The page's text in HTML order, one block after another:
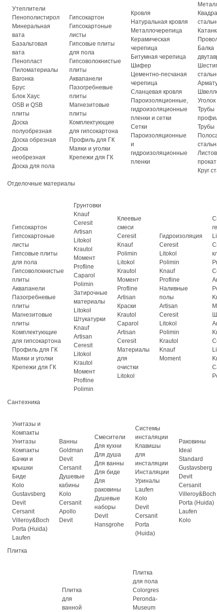
Утеплители
Пенополистирол
Минеральная
вата
Базальтовая
вата
Пенопласт
Пиломатериалы
Вагонка
Брус
Блок Хаус
OSB и QSB
плиты
Доска
полуобрезная
Доска обрезная
Доска
необрезная
Доска для пола
Гипсокартон
Гипсокартоные
листы
Гипсовые плиты
для пола
Гипсоволокнистые
плиты
Аквапанели
Пазогребневые
плиты
Магнезитовые
плиты
Комплектующие
для гипсокартона
Профиль для ГК
Маяки и уголки
Крепежи для ГК
Кровля
Натуральная кровля
Металлочерепица
Керамическая
черепица
Битумная черепица
Шифер
Цементно-песчаная
черепица
Сланцевая кровля
Пароизоляционные,
гидроизоляционные
пленки и сетки
Сетки
Пароизоляционные
и
гидроизоляционные
пленки
Балка
Уголок
Трубы
Трубы
прокат
Круг
Отделочные материалы
Гипсокартон
Гипсокартоные
листы
Гипсовые плиты
для пола
Гипсоволокнистые
плиты
Аквапанели
Пазогребневые
плиты
Магнезитовые
плиты
Комплектующие
для гипсокартона
Профиль для ГК
Маяки и уголки
Крепежи для ГК
Грунтовки
Knauf
Ceresit
Artisan
Litokol
Krautol
Момент
Profline
Caparol
Polimin
Затирочные
материалы
Litokol
Штукатурки
Knauf
Artisan
Ceresit
Litokol
Krautol
Момент
Profline
Polimin
Клеевые
смеси
Ceresit
Knauf
Polimin
Litokol
Krautol
Момент
Profline
Artisan
Краски
Krautol
Caparol
Artisan
Ceresit
Материалы
для
очистки
Litokol
Гидроизоляция
Ceresit
Litokol
Polimin
Knauf
Profline
Наливные
полы
Artisan
Ceresit
Litokol
Polimin
Krautol
Knauf
Moment
Сантехника
Унитазы и
Компакты
Унитазы
Компакты
Бачки и
крышки
Биде
Kolo
Gustavsberg
Devit
Cersanit
Villeroy&Boch
Porta (Huida)
Laufen
Ванны
Goldman
Devit
Cersanit
Душевые
кабины
Kolo
Cersanit
Apollo
Devit
Смесители
Для кухни
Для душа
Для ванны
Для биде
Для
раковины
Душевые
наборы
Devit
Hansgrohe
Системы
инсталяции
Клавишы
для
инсталяции
Инсталяции
Уриналы
Laufen
Kolo
Devit
Cersanit
Porta
(Huida)
Раковины
Ideal
Standard
Gustavsberg
Devit
Cersanit
Villeroy&Boch
Porta (Huida)
Laufen
Kolo
Плитка
Плитка
для
ванной
Плитка
для пола
Colorgres
Peronda-
Museum